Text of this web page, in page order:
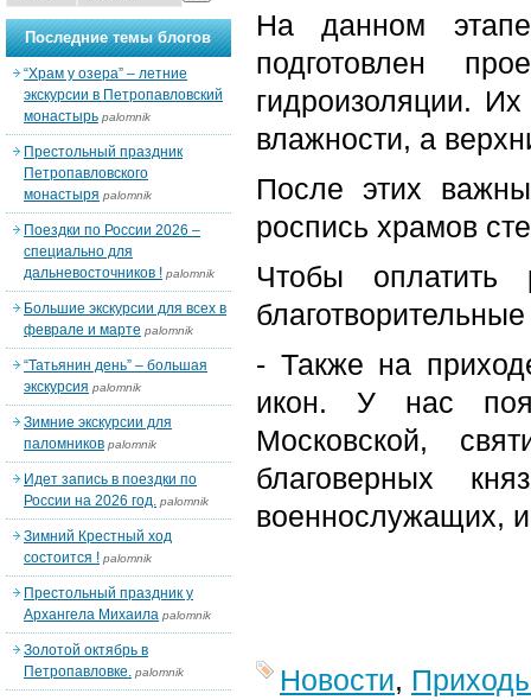
На данном
подготовлен
гидроизоляции.
влажности, а
После этих
роспись храмов
Чтобы оплатить
- Также на
икон. У нас
Московской,
благоверных
военнослужащих,
Новости,
Последние темы блогов
“Храм у озера” – летние
экскурсии в Петропавловский
монастырь palomnik
Престольный праздник
Петропавловского
монастыря palomnik
Поездки по России 2026 –
специально для
дальневосточников ! palomnik
Большие экскурсии для всех в
феврале и марте palomnik
“Татьянин день” – большая
экскурсия palomnik
Зимние экскурсии для
паломников palomnik
Идет запись в поездки по
России на 2026 год. palomnik
Зимний Крестный ход
состоится ! palomnik
Престольный праздник у
Архангела Михаила palomnik
Золотой октябрь в
Петропавловке. palomnik